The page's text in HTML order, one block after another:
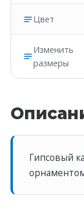
Цвет
Изменить
размеры
Гипсовый